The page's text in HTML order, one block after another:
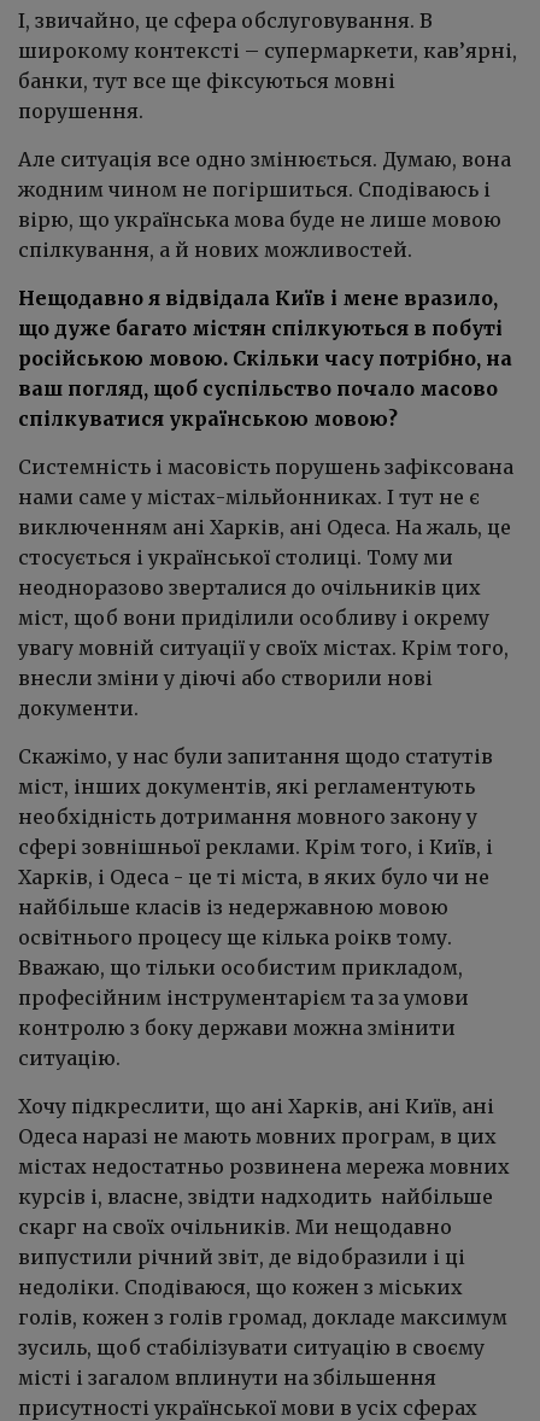
І, звичайно, це сфера обслуговування. В
широкому контексті – супермаркети, кав’ярні,
банки, тут все ще фіксуються мовні
порушення.
Але ситуація все одно змінюється. Думаю, вона
жодним чином не погіршиться. Сподіваюсь і
вірю, що українська мова буде не лише мовою
спілкування, а й нових можливостей.
Нещодавно я відвідала Київ і мене вразило,
що дуже багато містян спілкуються в побуті
російською мовою. Скільки часу потрібно, на
ваш погляд, щоб суспільство почало масово
спілкуватися українською мовою?
Системність і масовість порушень зафіксована
нами саме у містах-мільйонниках. І тут не є
виключенням ані Харків, ані Одеса. На жаль, це
стосується і української столиці. Тому ми
неодноразово зверталися до очільників цих
міст, щоб вони приділили особливу і окрему
увагу мовній ситуації у своїх містах. Крім того,
внесли зміни у діючі або створили нові
документи.
Скажімо, у нас були запитання щодо статутів
міст, інших документів, які регламентують
необхідність дотримання мовного закону у
сфері зовнішньої реклами. Крім того, і Київ, і
Харків, і Одеса - це ті міста, в яких було чи не
найбільше класів із недержавною мовою
освітнього процесу ще кілька роікв тому.
Вважаю, що тільки особистим прикладом,
професійним інструментарієм та за умови
контролю з боку держави можна змінити
ситуацію.
Хочу підкреслити, що ані Харків, ані Київ, ані
Одеса наразі не мають мовних програм, в цих
містах недостатньо розвинена мережа мовних
курсів і, власне, звідти надходить найбільше
скарг на своїх очільників. Ми нещодавно
випустили річний звіт, де відобразили і ці
недоліки. Сподіваюся, що кожен з міських
голів, кожен з голів громад, докладе максимум
зусиль, щоб стабілізувати ситуацію в своєму
місті і загалом вплинути на збільшення
присутності української мови в усіх сферах